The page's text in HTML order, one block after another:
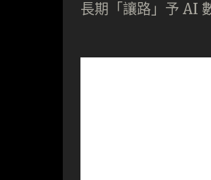
長期「讓路」予 AI